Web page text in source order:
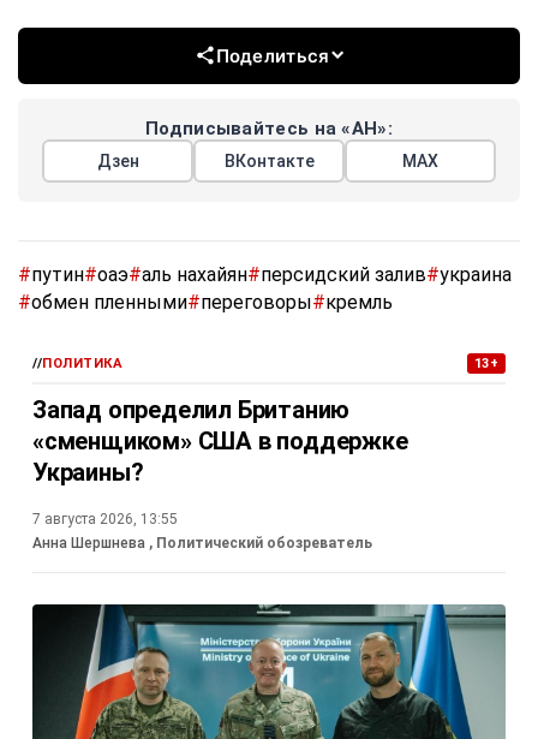
Поделиться
Подписывайтесь на «АН»:
Дзен ВКонтакте МАХ
#путин#оаэ#аль нахайян#персидский залив#украина
#обмен пленными#переговоры#кремль
//ПОЛИТИКА 13+
Запад определил Британию
«сменщиком» США в поддержке
Украины?
7 августа 2026, 13:55
Анна Шершнева , Политический обозреватель